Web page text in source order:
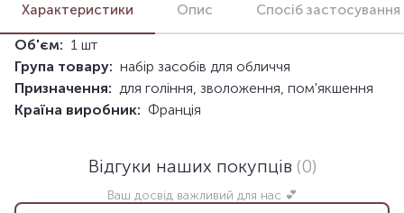
Характеристики Опис Спосіб застосування
Об'єм: 1 шт
Група товару: набір засобів для обличчя
Призначення: для гоління, зволоження, пом'якшення
Країна виробник: Франція
Відгуки наших покупців (0)
Ваш досвід важливий для нас 💕